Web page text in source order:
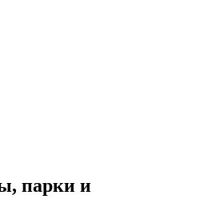
парки и